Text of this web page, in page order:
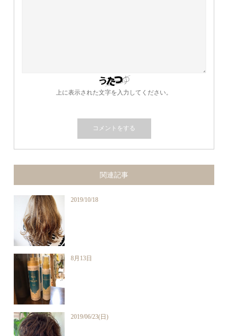
上に表示された文字を入力してください。
関連記事
2019/10/18
8月13日
2019/06/23(日)